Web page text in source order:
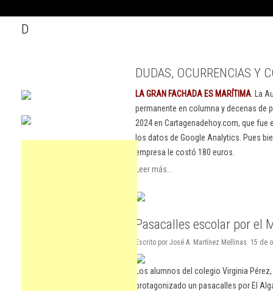
D
DUDAS, OCURRENCIAS Y
LA GRAN FACHADA ES MARÍTIMA . La
permanente en columna y decenas
2024 en Cartagenadehoy.com, que
los datos de Google Analytics. Pues
empresa le costó 180 euros.
Leer más...
Pasacalles escolar por el
Escrito por José A. Martínez Mellinas. 15 de
Los alumnos del colegio Virginia
protagonizado un pasacalles por El